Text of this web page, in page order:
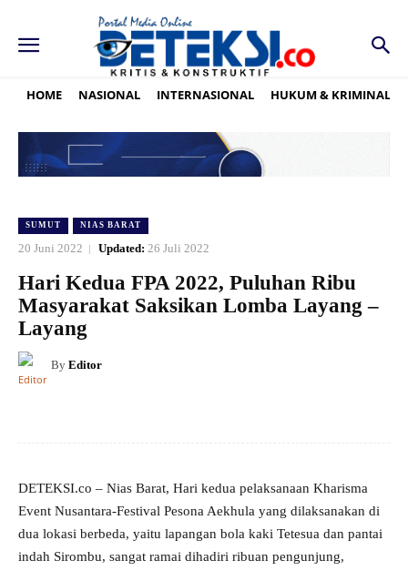
HOME NASIONAL INTERNASIONAL HUKUM & KRIMINAL
SUMUT NIAS BARAT
20 Juni 2022 Updated: 26 Juli 2022
Hari Kedua FPA 2022, Puluhan Ribu
Masyarakat Saksikan Lomba Layang –
Layang
By Editor
DETEKSI.co – Nias Barat, Hari kedua pelaksanaan Kharisma
Event Nusantara-Festival Pesona Aekhula yang dilaksanakan di
dua lokasi berbeda, yaitu lapangan bola kaki Tetesua dan pantai
indah Sirombu, sangat ramai dihadiri ribuan pengunjung,